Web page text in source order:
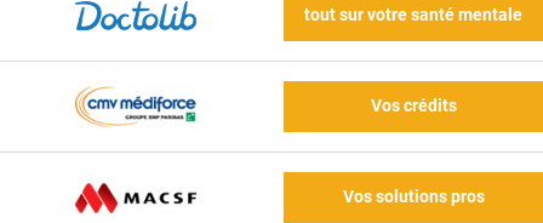
tout sur votre santé mentale
Vos crédits
Vos solutions pros